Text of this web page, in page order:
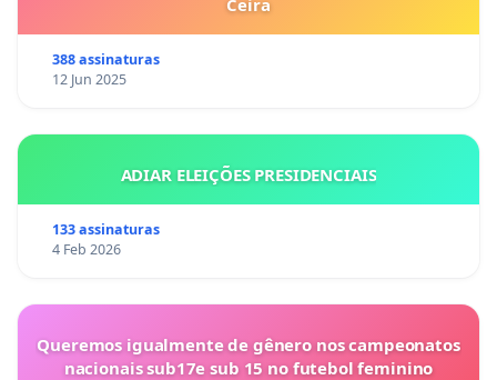
388 assinaturas
12 Jun 2025
ADIAR ELEIÇÕES PRESIDENCIAIS
133 assinaturas
4 Feb 2026
Queremos igualmente de gênero nos campeonatos
nacionais sub17e sub 15 no futebol feminino